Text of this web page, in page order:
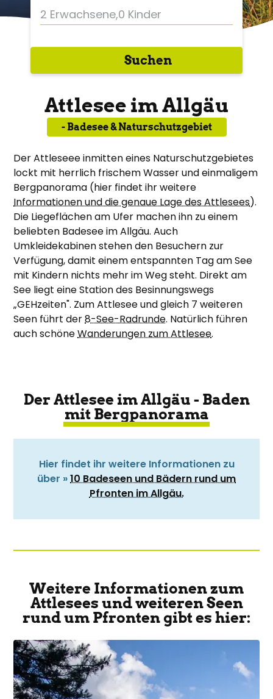
2 Erwachsene,0 Kinder
Suchen
Attlesee im Allgäu
- Badesee & Naturschutzgebiet
Der Attleseee inmitten eines Naturschutzgebietes
lockt mit herrlich frischem Wasser und einmaligem
Bergpanorama (hier findet ihr weitere
Informationen und die genaue Lage des Attlesees).
Die Liegeflächen am Ufer machen ihn zu einem
beliebten Badesee im Allgäu. Auch
Umkleidekabinen stehen den Besuchern zur
Verfügung, damit einem entspannten Tag am See
mit Kindern nichts mehr im Weg steht. Direkt am
See liegt eine Station des Besinnungswegs
„GEHzeiten". Zum Attlesee und gleich 7 weiteren
Seen führt der8-See-Radrunde. Natürlich führen
auch schöneWanderungen zum Attlesee.
Der Attlesee im Allgäu - Baden
mit Bergpanorama
Hier findet ihr weitere Informationen zu
über »10 Badeseen und Bädern rund um
Pfronten im Allgäu.
Weitere Informationen zum
Attlesees und weiteren Seen
rund um Pfronten gibt es hier: